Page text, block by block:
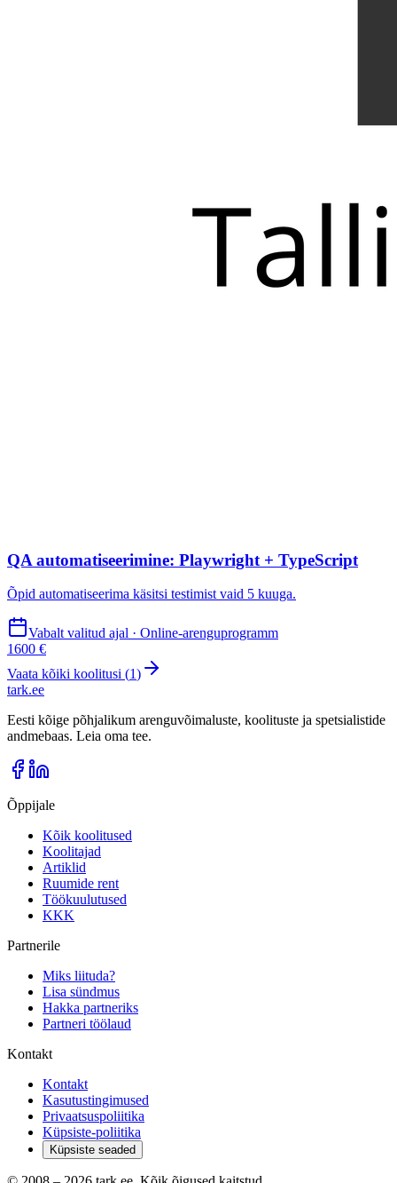
QA automatiseerimine: Playwright + TypeScript
Õpid automatiseerima käsitsi testimist vaid 5 kuuga.
Vabalt valitud ajal · Online-arenguprogramm
1600 €
Vaata kõiki koolitusi (1)
tark.ee
Eesti kõige põhjalikum arenguvõimaluste, koolituste ja spetsialistide
andmebaas. Leia oma tee.
Õppijale
Kõik koolitused
Koolitajad
Artiklid
Ruumide rent
Töökuulutused
KKK
Partnerile
Miks liituda?
Lisa sündmus
Hakka partneriks
Partneri töölaud
Kontakt
Kontakt
Kasutustingimused
Privaatsuspoliitika
Küpsiste-poliitika
Küpsiste seaded